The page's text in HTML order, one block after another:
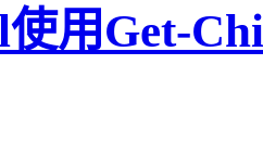
使用Get-